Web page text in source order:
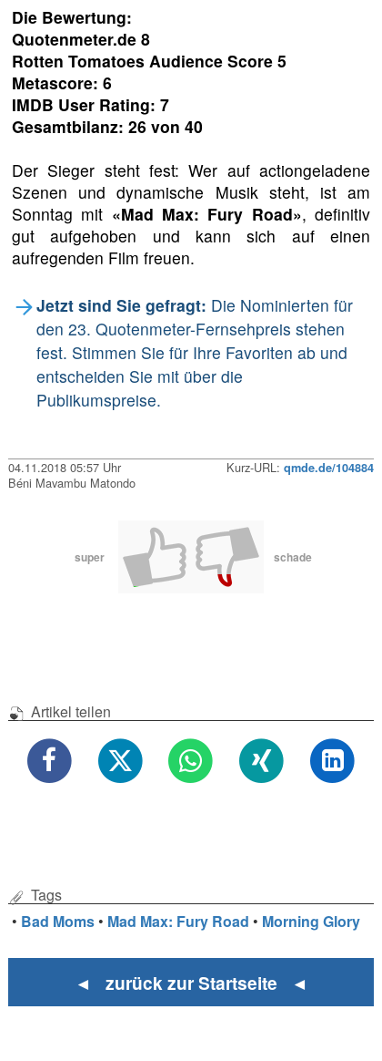
Die Bewertung:
Quotenmeter.de 8
Rotten Tomatoes Audience Score 5
Metascore: 6
IMDB User Rating: 7
Gesamtbilanz: 26 von 40
Der Sieger steht fest: Wer auf actiongeladene
Szenen und dynamische Musik steht, ist am
Sonntag mit «Mad Max: Fury Road», definitiv
gut aufgehoben und kann sich auf einen
aufregenden Film freuen.
Jetzt sind Sie gefragt: Die Nominierten für
den 23. Quotenmeter-Fernsehpreis stehen
fest. Stimmen Sie für Ihre Favoriten ab und
entscheiden Sie mit über die
Publikumspreise.
04.11.2018 05:57 Uhr Kurz-URL: qmde.de/104884
Béni Mavambu Matondo
super schade
Artikel teilen
Tags
• Bad Moms • Mad Max: Fury Road • Morning Glory
◄ zurück zur Startseite ◄